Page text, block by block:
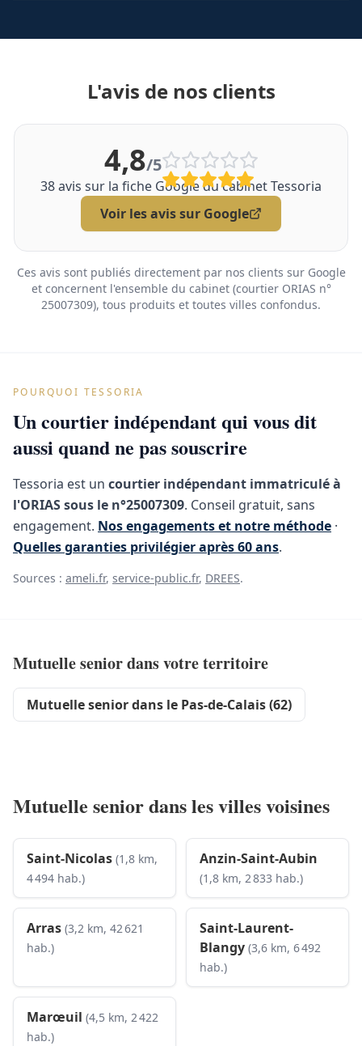
L'avis de nos clients
4,8/5
38avis sur la fiche Google du cabinet Tessoria
Voir les avis sur Google
Ces avis sont publiés directement par nos clients sur Google
et concernent l'ensemble du cabinet (courtier ORIAS n°
25007309), tous produits et toutes villes confondus.
POURQUOI TESSORIA
Un courtier indépendant qui vous dit
aussi quand ne pas souscrire
Tessoria est un courtier indépendant immatriculé à
l'ORIAS sous le n°25007309. Conseil gratuit, sans
engagement. Nos engagements et notre méthode ·
Quelles garanties privilégier après 60 ans.
Sources : ameli.fr, service-public.fr, DREES.
Mutuelle senior dans votre territoire
Mutuelle senior dans le Pas-de-Calais (62)
Mutuelle senior dans les villes voisines
Saint-Nicolas (1,8 km,
4 494 hab.)
Anzin-Saint-Aubin
(1,8 km, 2 833 hab.)
Arras (3,2 km, 42 621
hab.)
Saint-Laurent-
Blangy (3,6 km, 6 492
hab.)
Marœuil (4,5 km, 2 422
hab.)